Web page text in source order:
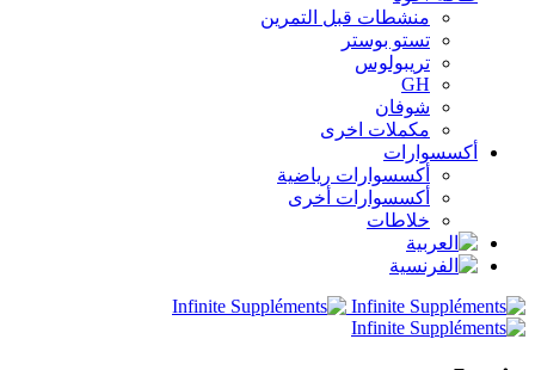
منشطات قبل التمرين
تستو بوستر
تريبولوس
GH
شوفان
مكملات اخرى
أكسسوارات
أكسسوارات رياضية
أكسسوارات أخرى
خلاطات